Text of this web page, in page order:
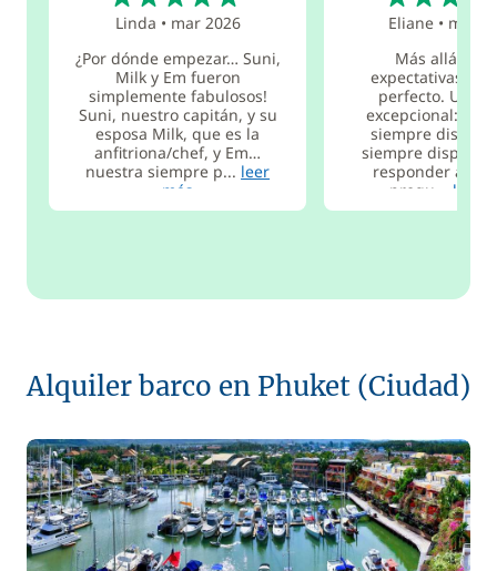
Linda • mar 2026
¿Por dónde empezar… Suni,
Milk y Em fueron
simplemente fabulosos!
Suni, nuestro capitán, y su
esposa Milk, que es la
anfitriona/chef, y Em…
nuestra siempre p... leer
más
Eliane• mar
Más allá de
expectativas.
perfecto. Un
excepcional: el
siempre
siempre
responder a
pregu... leer
Alquiler barco en Phuket (Ciudad)